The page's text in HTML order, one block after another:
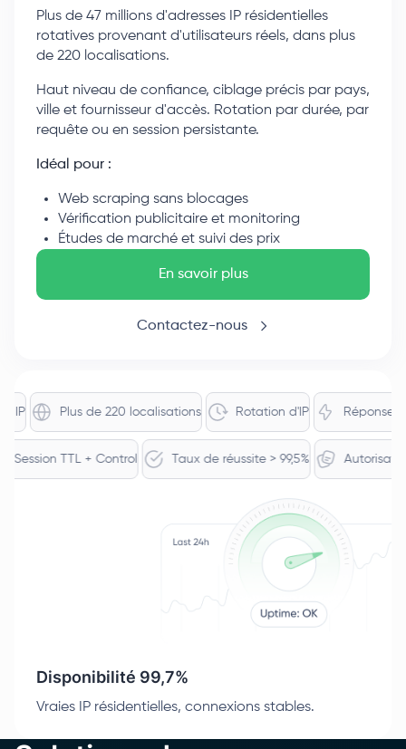
Plus de 47 millions d'adresses IP résidentielles
rotatives provenant d'utilisateurs réels, dans plus
de 220 localisations.
Haut niveau de confiance, ciblage précis par pays,
ville et fournisseur d'accès. Rotation par durée, par
requête ou en session persistante.
Idéal pour :
Web scraping sans blocages
Vérification publicitaire et monitoring
Études de marché et suivi des prix
En savoir plus
Contactez-nous
Plus de 220 localisations Rotation d'IP Réponse
Session TTL + Control Taux de réussite > 99,5%
Disponibilité 99,7%
Vraies IP résidentielles, connexions stables.